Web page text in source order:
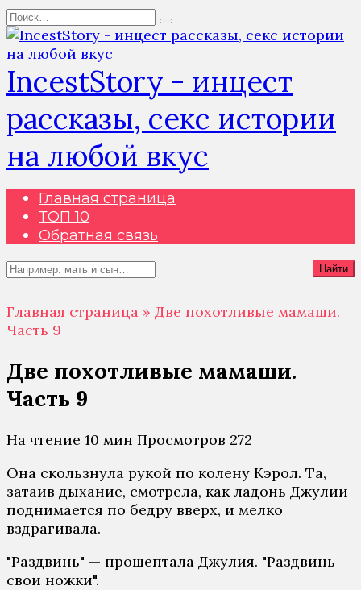
Перейти
к
содержанию
Search
for:
IncestStory - инцест
рассказы, секс истории
на любой вкус
Главная страница
ТОП 10
Обратная связь
Search
Найти
Главная страница » Две похотливые мамаши.
Часть 9
Две похотливые мамаши.
Часть 9
На чтение 10 мин Просмотров 272
Она скользнула рукой по колену Кэрол. Та,
затаив дыхание, смотрела, как ладонь Джулии
поднимается по бедру вверх, и мелко
вздрагивала.
"Раздвинь" — прошептала Джулия. "Раздвинь
свои ножки".